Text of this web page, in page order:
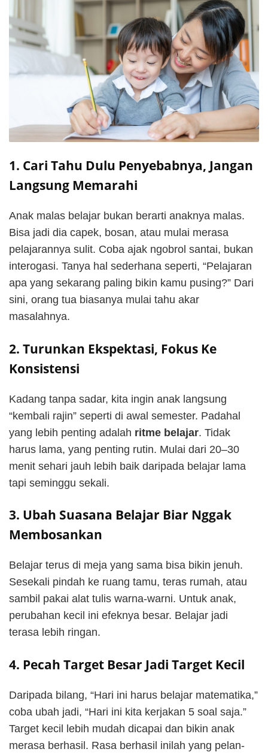
1. Cari Tahu Dulu Penyebabnya, Jangan
Langsung Memarahi
Anak malas belajar bukan berarti anaknya malas.
Bisa jadi dia capek, bosan, atau mulai merasa
pelajarannya sulit. Coba ajak ngobrol santai, bukan
interogasi. Tanya hal sederhana seperti, “Pelajaran
apa yang sekarang paling bikin kamu pusing?” Dari
sini, orang tua biasanya mulai tahu akar
masalahnya.
2. Turunkan Ekspektasi, Fokus Ke
Konsistensi
Kadang tanpa sadar, kita ingin anak langsung
“kembali rajin” seperti di awal semester. Padahal
yang lebih penting adalah ritme belajar. Tidak
harus lama, yang penting rutin. Mulai dari 20–30
menit sehari jauh lebih baik daripada belajar lama
tapi seminggu sekali.
3. Ubah Suasana Belajar Biar Nggak
Membosankan
Belajar terus di meja yang sama bisa bikin jenuh.
Sesekali pindah ke ruang tamu, teras rumah, atau
sambil pakai alat tulis warna-warni. Untuk anak,
perubahan kecil ini efeknya besar. Belajar jadi
terasa lebih ringan.
4. Pecah Target Besar Jadi Target Kecil
Daripada bilang, “Hari ini harus belajar matematika,”
coba ubah jadi, “Hari ini kita kerjakan 5 soal saja.”
Target kecil lebih mudah dicapai dan bikin anak
merasa berhasil. Rasa berhasil inilah yang pelan-